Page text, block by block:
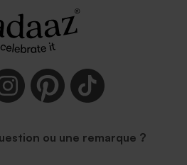
ou une remarque ?